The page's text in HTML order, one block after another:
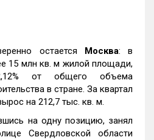
остается Москва: в
15 млн кв. м жилой площади,
от общего объема
в стране. За квартал
на 212,7 тыс. кв. м.
на одну позицию, занял
Свердловской области